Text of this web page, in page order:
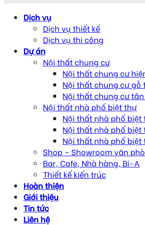
Dịch vụ
Dịch vụ thiết kế
Dịch vụ thi công
Dự án
Nội thất chung cư
Nội thất chung cư
Nội thất chung cư gỗ
Nội thất chung cư
Nội thất nhà phố biệt thự
Nội thất nhà phố biệt
Nội thất nhà phố biệt
Nội thất nhà phố biệt
Shop – Showroom văn
Bar, Cafe, Nhà hàng, Bi-A
Thiết kế kiến trúc
Hoàn thiện
Giới thiệu
Tin tức
Liên hệ